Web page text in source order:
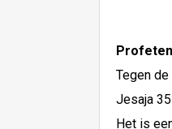
Tegen
Jesaja
Het is